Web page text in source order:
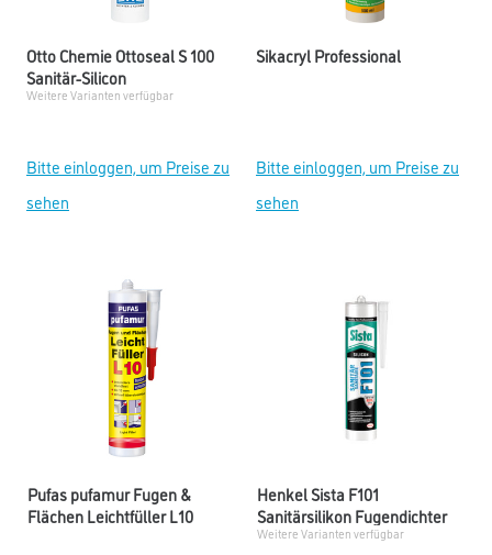
Otto Chemie Ottoseal S 100
Sanitär-Silicon
Weitere Varianten verfügbar
Bitte einloggen, um Preise zu
sehen
Sikacryl Professional
Bitte einloggen, um Preise zu
sehen
Pufas pufamur Fugen &
Flächen Leichtfüller L10
Henkel Sista F101
Sanitärsilikon Fugendichter
Weitere Varianten verfügbar